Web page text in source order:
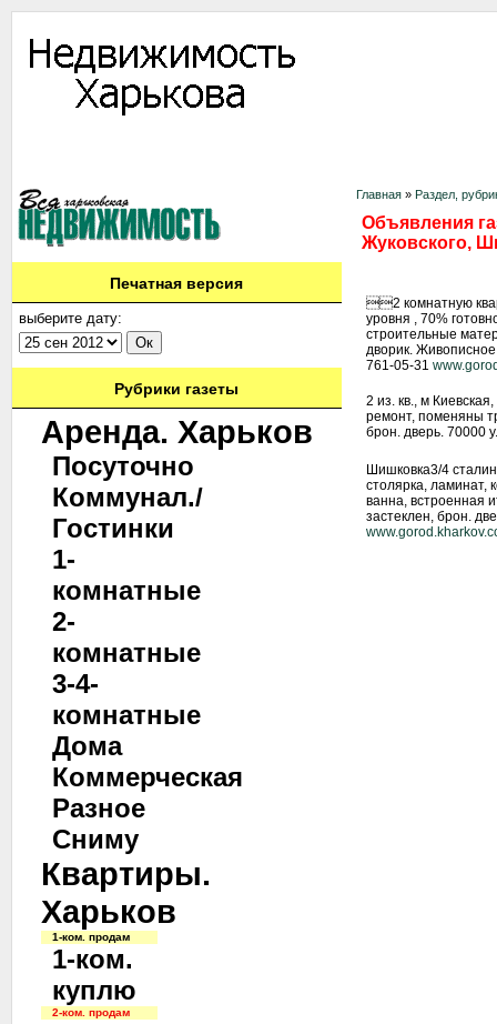
Печатная версия
выберите дату:
Рубрики газеты
Аренда. Харьков
Посуточно
Коммунал./
Гостинки
1-
комнатные
2-
комнатные
3-4-
комнатные
Дома
Коммерческая
Разное
Сниму
Квартиры.
Харьков
1-ком. продам
1-ком.
куплю
2-ком. продам
Главная » Раздел,
Объявления
Жуковского,
2 комнатную
уровня , 70%
строительные
дворик.
761-05-31
2 из. кв., м
ремонт, поменяны
брон. дверь. 70000
Шишковка3/4
столярка, ламинат,
ванна, встроенная
застеклен, брон.